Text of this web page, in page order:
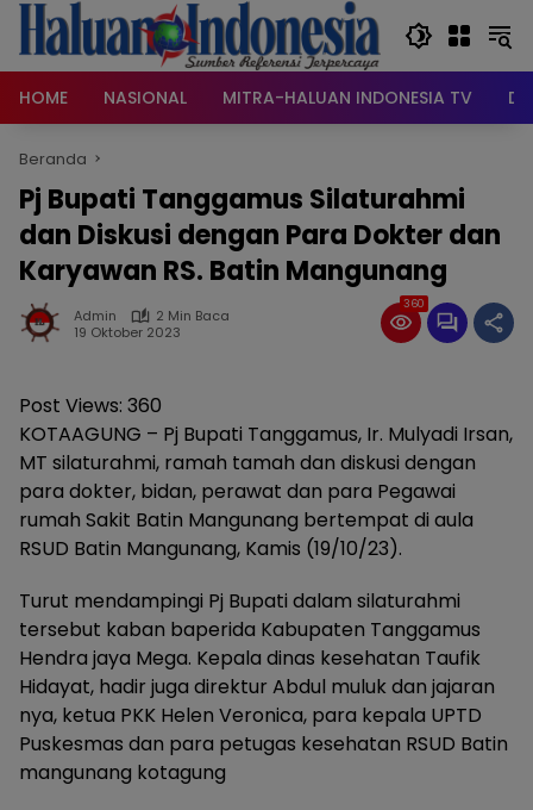
Langsung
konten
HOME
NASIONAL MITRA-HALUAN INDONESIA TV
Beranda
Pj Bupati Tanggamus Silaturahmi
dan Diskusi dengan Para Dokter dan
Karyawan RS. Batin Mangunang
Admin
2 Min Baca
19 Oktober 2023
360
Post Views: 360
KOTAAGUNG – Pj Bupati Tanggamus, Ir. Mulyadi Irsan,
MT silaturahmi, ramah tamah dan diskusi dengan
para dokter, bidan, perawat dan para Pegawai
rumah Sakit Batin Mangunang bertempat di aula
RSUD Batin Mangunang, Kamis (19/10/23).
Turut mendampingi Pj Bupati dalam silaturahmi
tersebut kaban baperida Kabupaten Tanggamus
Hendra jaya Mega. Kepala dinas kesehatan Taufik
Hidayat, hadir juga direktur Abdul muluk dan jajaran
nya, ketua PKK Helen Veronica, para kepala UPTD
Puskesmas dan para petugas kesehatan RSUD Batin
mangunang kotagung